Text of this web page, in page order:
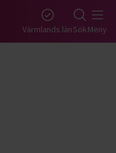
Värmlands länSökMeny